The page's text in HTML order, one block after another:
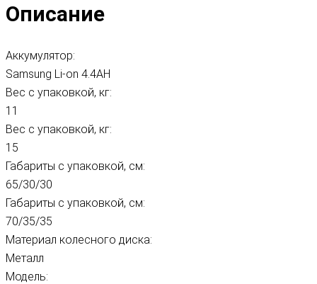
Описание
Аккумулятор:
Samsung Li-on 4.4AH
Вес с упаковкой, кг:
11
Вес с упаковкой, кг:
15
Габариты с упаковкой, см:
65/30/30
Габариты с упаковкой, см:
70/35/35
Материал колесного диска:
Металл
Модель: